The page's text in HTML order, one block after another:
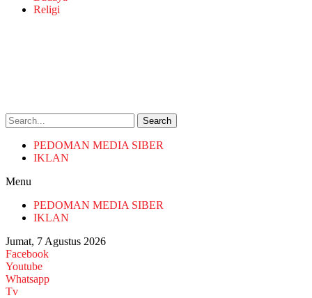
Religi
Search
PEDOMAN MEDIA SIBER
IKLAN
Menu
PEDOMAN MEDIA SIBER
IKLAN
Jumat, 7 Agustus 2026
Facebook
Youtube
Whatsapp
Tv